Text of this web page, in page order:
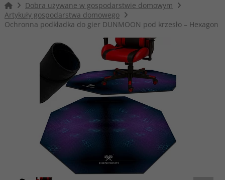
Dobra używane w gospodarstwie domowym
Artykuły gospodarstwa domowego
Ochronna podkładka do gier DUNMOON pod krzesło – Hexagon